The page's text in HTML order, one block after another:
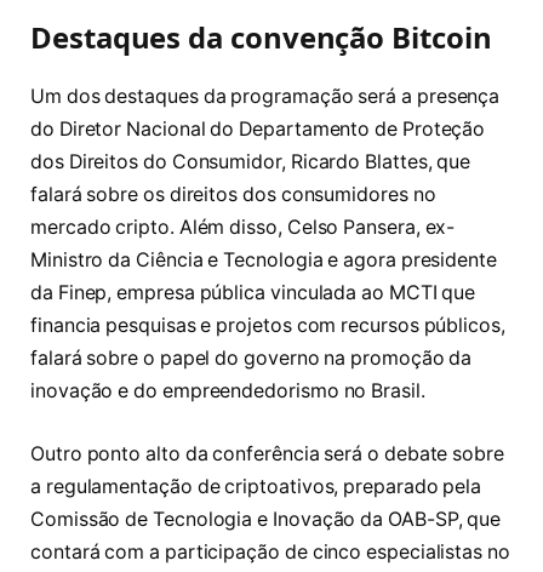
Destaques da convenção Bitcoin
Um dos destaques da programação será a presença
do Diretor Nacional do Departamento de Proteção
dos Direitos do Consumidor, Ricardo Blattes, que
falará sobre os direitos dos consumidores no
mercado cripto. Além disso, Celso Pansera, ex-
Ministro da Ciência e Tecnologia e agora presidente
da Finep, empresa pública vinculada ao MCTI que
financia pesquisas e projetos com recursos públicos,
falará sobre o papel do governo na promoção da
inovação e do empreendedorismo no Brasil.
Outro ponto alto da conferência será o debate sobre
a regulamentação de criptoativos, preparado pela
Comissão de Tecnologia e Inovação da OAB-SP, que
contará com a participação de cinco especialistas no